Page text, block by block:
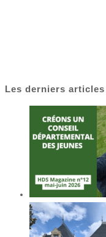
Les derniers articles